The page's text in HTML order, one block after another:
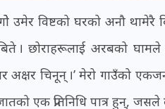
उमेर विष्टको घरको अनौ
बिते । छोराहरूलाई अरबको
अक्षर चिनून् ।’ मेरो गाउँको
एक प्रतिनिधि पात्र हुन्,